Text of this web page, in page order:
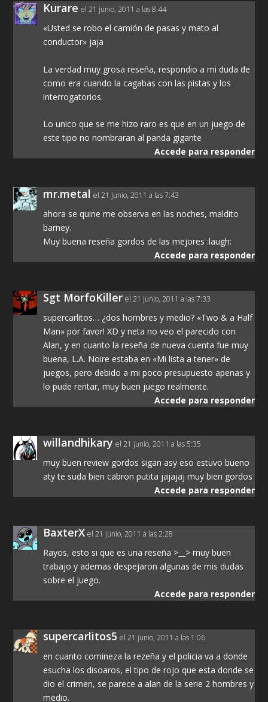
Kurare el 21 junio, 2011 a las 8:44
«Usted se robo el camión de pasas y mato al
conductor» jaja
La verdad muy grosa reseña, respondio a mi duda de
como era cuando la cagabas con las pistas y los
interrogatorios.
Lo unico que se me hizo raro es que en un juego de
este tipo no nombraran al panda gigante
Accede para responder
mr.metal el 21 junio, 2011 a las 7:43
ahora se quine me observa en las noches, maldito
barney.
Muy buena reseña gordos de las mejores :laugh:
Accede para responder
Sgt MorfoKiller el 21 junio, 2011 a las 7:33
supercarlitos… ¿dos hombres y medio? «Two & a Half
Man» por favor! XD y neta no veo el parecido con
Alan, y en cuanto la reseña de nueva cuenta fue muy
buena, L.A. Noire estaba en «Mi lista a tener» de
juegos, pero debido a mi poco presupuesto apenas y
lo pude rentar, muy buen juego realmente.
Accede para responder
willandhikary el 21 junio, 2011 a las 5:35
muy buen review gordos sigan asy eso estuvo bueno
aty te suda bien cabron putita jajajaj muy bien gordos
Accede para responder
BaxterX el 21 junio, 2011 a las 2:28
Rayos, esto si que es una reseña >__> muy buen
trabajo y ademas despejaron algunas de mis dudas
sobre el juego.
Accede para responder
supercarlitos5 el 21 junio, 2011 a las 1:06
en cuanto comineza la rezeña y el policia va a donde
esucha los disoaros, el tipo de rojo que esta donde se
dio el crimen, se parece a alan de la serie 2 hombres y
medio.